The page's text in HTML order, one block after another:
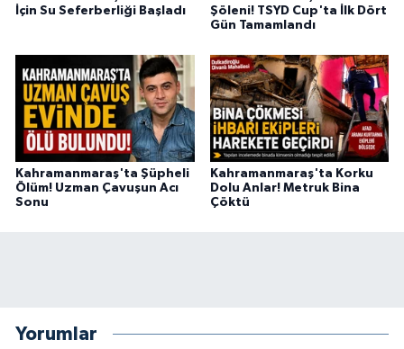
İçin Su Seferberliği Başladı
Şöleni! TSYD Cup'ta İlk Dört
Gün Tamamlandı
Kahramanmaraş'ta Şüpheli
Ölüm! Uzman Çavuşun Acı
Sonu
Kahramanmaraş'ta Korku
Dolu Anlar! Metruk Bina
Çöktü
Yorumlar